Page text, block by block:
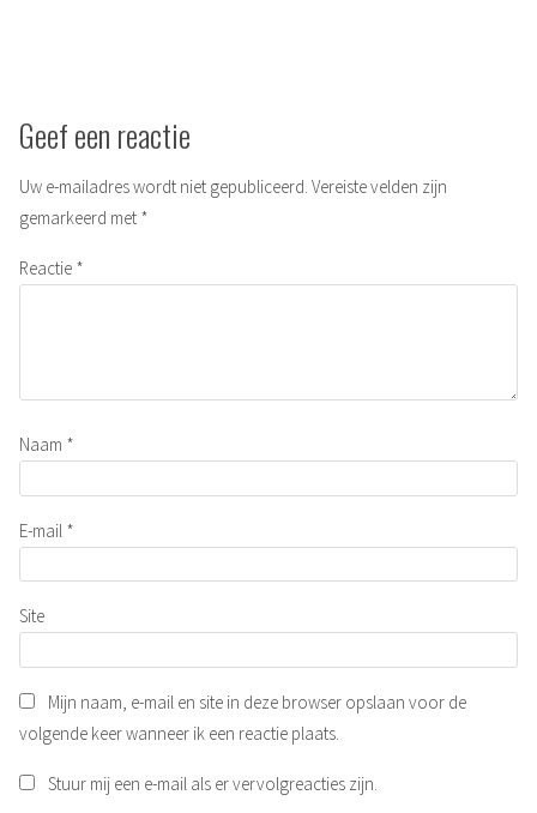
Geef een reactie
Uw e-mailadres wordt niet gepubliceerd. Vereiste velden zijn
gemarkeerd met *
Reactie *
Naam *
E-mail *
Site
Mijn naam, e-mail en site in deze browser opslaan voor de
volgende keer wanneer ik een reactie plaats.
Stuur mij een e-mail als er vervolgreacties zijn.